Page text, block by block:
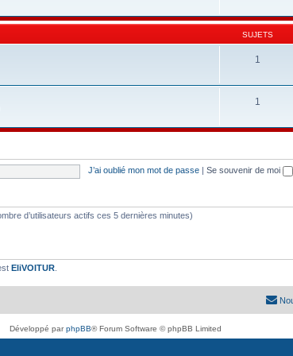
SUJETS
1
1
J’ai oublié mon mot de passe Se souvenir de moi
d’utilisateurs actifs ces 5 dernières minutes)
EliVOITUR
Développé parphpBB® Forum Software © phpBB Limited